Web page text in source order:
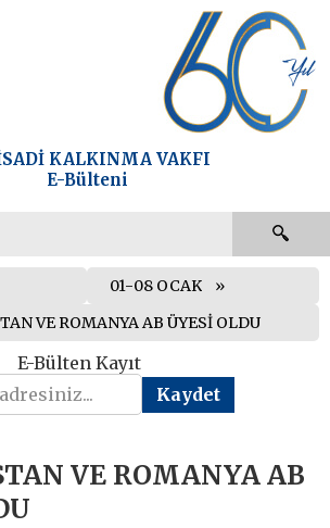
KALKINMA VAKFI
E-Bülteni
01-08 OCAK
VE ROMANYA AB ÜYESİ OLDU
E-Bülten Kayıt
VE ROMANYA AB